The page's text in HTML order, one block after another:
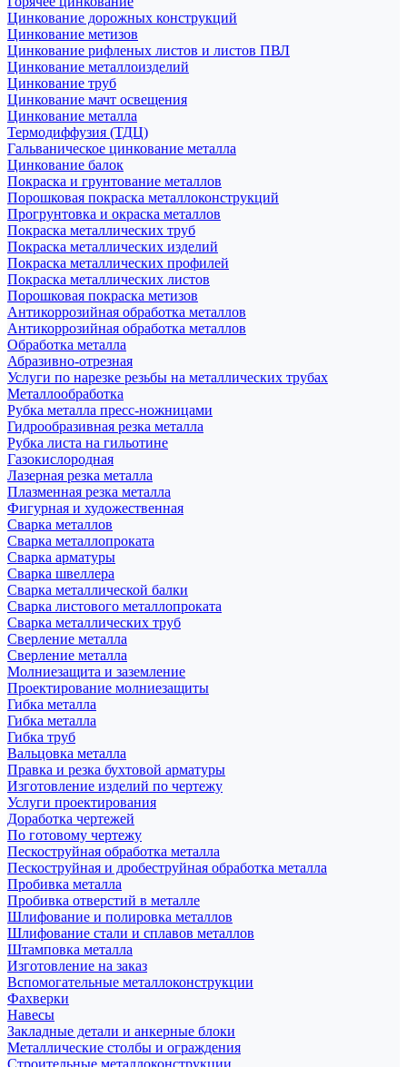
Цинкование дорожных конструкций
Цинкование метизов
Цинкование рифленых листов и листов ПВЛ
Цинкование металлоизделий
Цинкование труб
Цинкование мачт освещения
Цинкование металла
Термодиффузия (ТДЦ)
Гальваническое цинкование металла
Цинкование балок
Покраска и грунтование металлов
Порошковая покраска металлоконструкций
Прогрунтовка и окраска металлов
Покраска металлических труб
Покраска металлических изделий
Покраска металлических профилей
Покраска металлических листов
Порошковая покраска метизов
Антикоррозийная обработка металлов
Антикоррозийная обработка металлов
Обработка металла
Абразивно-отрезная
Услуги по нарезке резьбы на металлических трубах
Металлообработка
Рубка металла пресс-ножницами
Гидрообразивная резка металла
Рубка листа на гильотине
Газокислородная
Лазерная резка металла
Плазменная резка металла
Фигурная и художественная
Сварка металлов
Сварка металлопроката
Сварка арматуры
Сварка швеллера
Сварка металлической балки
Сварка листового металлопроката
Сварка металлических труб
Сверление металла
Сверление металла
Молниезащита и заземление
Проектирование молниезащиты
Гибка металла
Гибка металла
Гибка труб
Вальцовка металла
Правка и резка бухтовой арматуры
Изготовление изделий по чертежу
Услуги проектирования
Доработка чертежей
По готовому чертежу
Пескоструйная обработка металла
Пескоструйная и дробеструйная обработка металла
Пробивка металла
Пробивка отверстий в металле
Шлифование и полировка металлов
Шлифование стали и сплавов металлов
Штамповка металла
Изготовление на заказ
Вспомогательные металлоконструкции
Фахверки
Навесы
Закладные детали и анкерные блоки
Металлические столбы и ограждения
Строительные металлоконструкции